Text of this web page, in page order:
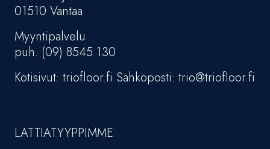
01510 Vantaa
Myyntipalvelu
puh. (09) 8545 130
Kotisivut: triofloor.fi Sähköposti: trio@triofloor.fi
LATTIATYYPPIMME